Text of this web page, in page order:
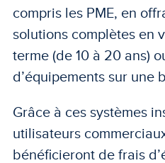
compris les PME, en
solutions complètes en
terme (de 10 à 20 ans)
d’équipements sur une
Grâce à ces systèmes
utilisateurs
bénéficieront de frais